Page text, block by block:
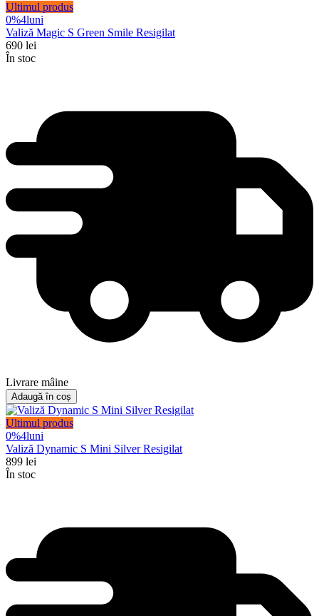
Ultimul produs
0%4luni
Valiză Magic S Green Smile Resigilat
690 lei
În stoc
Livrare mâine
Adaugă în coș
Ultimul produs
0%4luni
Valiză Dynamic S Mini Silver Resigilat
899 lei
În stoc